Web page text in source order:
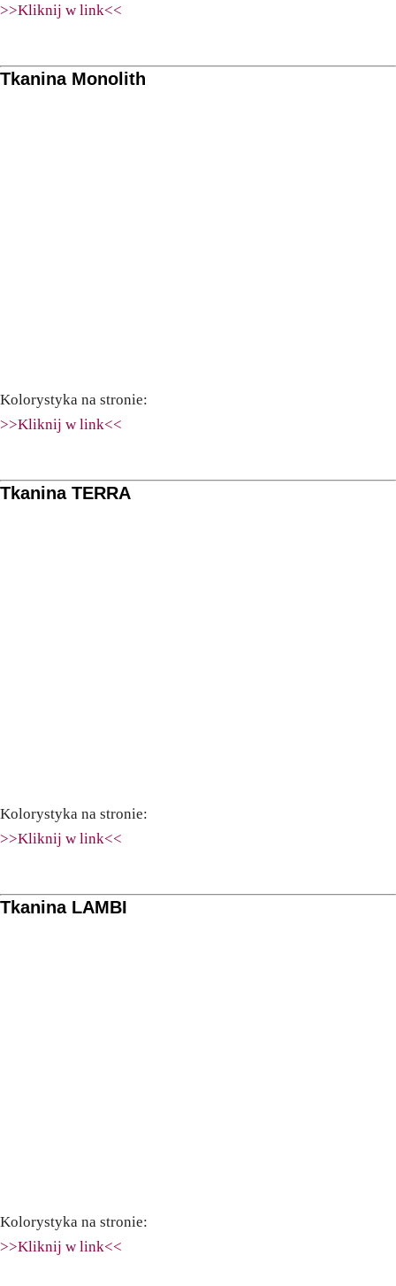
>>Kliknij w link<<
Tkanina Monolith
Kolorystyka na stronie:
>>Kliknij w link<<
Tkanina TERRA
Kolorystyka na stronie:
>>Kliknij w link<<
Tkanina LAMBI
Kolorystyka na stronie:
>>Kliknij w link<<